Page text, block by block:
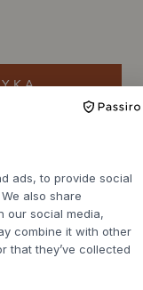
+
listwa
ads, to provide social
also share
our social media,
combine it with other
that they’ve collected